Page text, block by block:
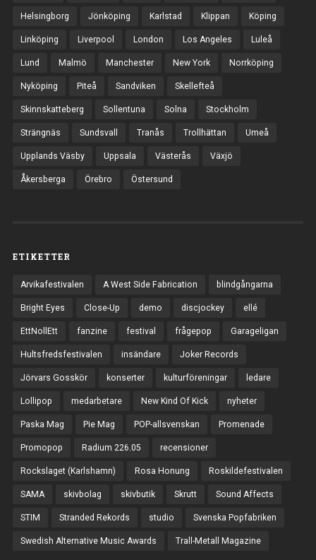
Helsingborg Jönköping Karlstad Klippan Köping
Linköping Liverpool London Los Angeles Luleå
Lund Malmö Manchester New York Norrköping
Nyköping Piteå Sandviken Skellefteå
Skinnskatteberg Sollentuna Solna Stockholm
Strängnäs Sundsvall Tranås Trollhättan Umeå
Upplands Väsby Uppsala Västerås Växjö
Åkersberga Örebro Östersund
ETIKETTER
Arvikafestivalen A West Side Fabrication blindgångarna
Bright Eyes Close-Up demo discjockey ellé
EttNollEtt fanzine festival frågepop Garageligan
Hultsfredsfestivalen insändare Joker Records
Jörvars Gosskör konserter kulturföreningar ledare
Lollipop medarbetare New Kind Of Kick nyheter
Paska Mag Pie Mag POP-allsvenskan Promenade
Promopop Radium 226.05 recensioner
Rockslaget (Karlshamn) Rosa Honung Roskildefestivalen
SAMA skivbolag skivbutik Skrutt Sound Affects
STIM Stranded Rekords studio Svenska Popfabriken
Swedish Alternative Music Awards Trall-Metall Magazine